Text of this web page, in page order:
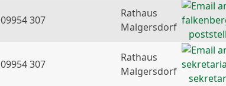
09954 307
Rathaus
Malgersdorf
09954 307
Rathaus
Malgersdorf